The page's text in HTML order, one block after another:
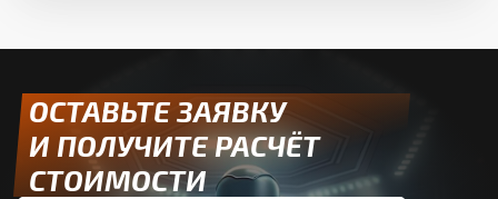
ОСТАВЬТЕ ЗАЯВКУ
И ПОЛУЧИТЕ РАСЧЁТ
СТОИМОСТИ